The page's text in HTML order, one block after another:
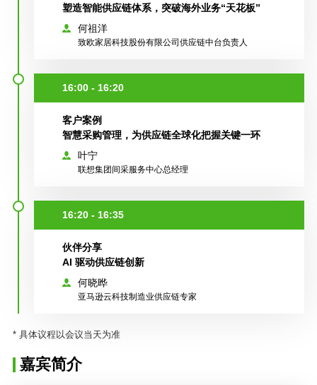
塑造智能供应链体系，突破海外业务“天花板”​
何祖洋
致欧家居科技股份有限公司供应链中台负责人
16:00 - 16:20
客户案例
智慧采购管理，为供应链全球化把握关键一环​
叶宁
联想集团间采服务中心总经理
16:20 - 16:35
伙伴分享
AI 驱动供应链创新
何晓晔
亚马逊云科技制造业供应链专家
* 具体议程以会议当天为准
嘉宾简介